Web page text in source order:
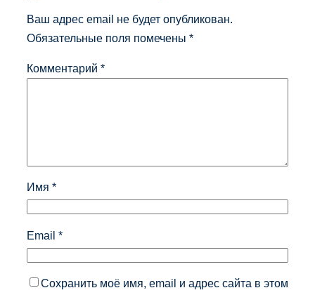
Ваш адрес email не будет опубликован.
Обязательные поля помечены *
Комментарий *
Имя *
Email *
Сохранить моё имя, email и адрес сайта в этом